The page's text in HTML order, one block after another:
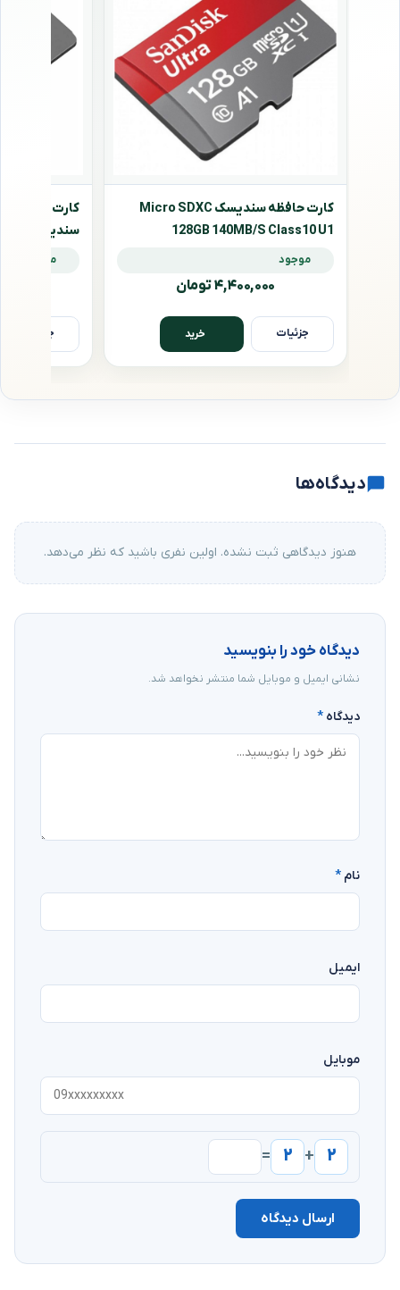
کارت حافظه سندیسک Micro SDXC
128GB 140MB/S Class10 U1
موجود
۴,۴۰۰,۰۰۰ تومان
جزئیات خرید
موجود
جزئیات
دیدگاه‌ها
هنوز دیدگاهی ثبت نشده. اولین نفری باشید که نظر می‌دهد.
دیدگاه خود را بنویسید
نشانی ایمیل و موبایل شما منتشر نخواهد شد.
دیدگاه *
نام *
ایمیل
موبایل
۲ + ۲ =
ارسال دیدگاه